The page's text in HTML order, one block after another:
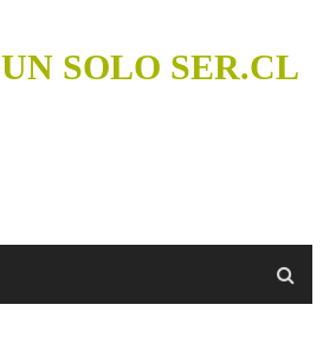
UN SOLO SER.CL